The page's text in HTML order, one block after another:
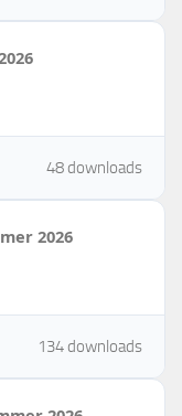
48 downloads
2026
134 downloads